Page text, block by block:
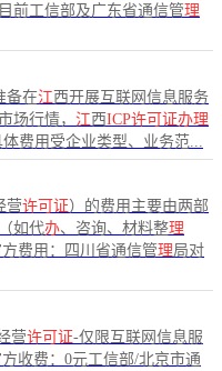
前工信部及广东省通信管理
备在江西开展互联网信息服务
场行情， 江西ICP许可证办理
费用受企业类型、业务范...
营许可证）的费用主要由两部
如代办、咨询、材料整理
费用：四川省通信管理局对
营许可证-仅限互联网信息服
收费：0元工信部/北京市通